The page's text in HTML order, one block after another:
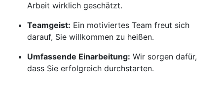
Arbeit wirklich geschätzt.
Teamgeist: Ein motiviertes Team freut sich
darauf, Sie willkommen zu heißen.
Umfassende Einarbeitung: Wir sorgen dafür,
dass Sie erfolgreich durchstarten.